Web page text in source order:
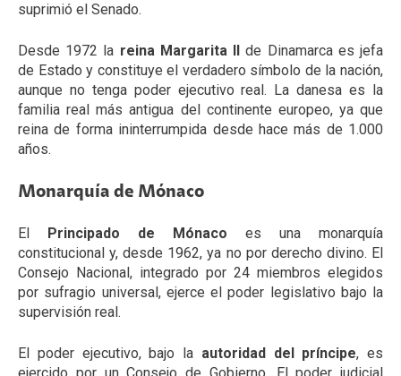
suprimió el Senado.
Desde 1972 la reina Margarita II
de Dinamarca es jefa
de Estado y constituye el verdadero símbolo de la nación,
aunque no tenga poder ejecutivo real. La danesa es la
familia real más antigua del continente europeo, ya que
reina de forma ininterrumpida desde hace más de 1.000
años.
Monarquía de Mónaco
El Principado de Mónaco es una monarquía
constitucional y, desde 1962, ya no por derecho divino. El
Consejo Nacional, integrado por 24 miembros elegidos
por sufragio universal, ejerce el poder legislativo bajo la
supervisión real.
El poder ejecutivo, bajo la autoridad del príncipe, es